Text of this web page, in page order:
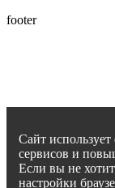
footer
Сайт
сервисов и
Если вы не
настройки